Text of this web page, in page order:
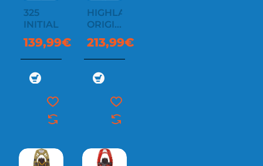
325
INITIAL
139,99€
HIGHLANDER
ORIGINAL
2
213,99€